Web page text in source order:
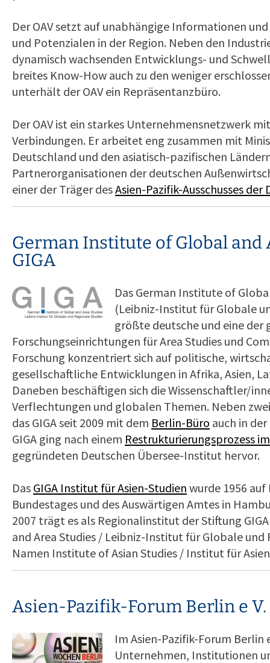
Der OAV setzt auf unabhängige Informationen
und Potenzialen in der Region. Neben den
dynamisch wachsenden Entwicklungs- und
breites Know-How auch zu den weniger
unterhält der OAV ein Repräsentanzbüro.
Der OAV ist ein starkes Unternehmensnetzwerk
Verbindungen. Er arbeitet eng zusammen mit
Deutschland und den asiatisch-pazifischen
Partnerorganisationen der deutschen
einer der Träger desAsien-Pazifik-Ausschusses
German Institute of Global and
GIGA
Das German Institute of
(Leibniz-Institut für Globale
größte deutsche und eine der
Forschungseinrichtungen für Area Studies und
Forschung konzentriert sich auf politische,
gesellschaftliche Entwicklungen in Afrika, Asien,
Daneben beschäftigen sich die Wissenschaftler/
Verflechtungen und globalen Themen. Neben
das GIGA seit 2009 mit dem Berlin-Büro auch in
GIGA ging nach einem Restrukturierungsprozess
gegründeten Deutschen Übersee-Institut hervor.
Das GIGA Institut für Asien-Studien wurde 1956
Bundestages und des Auswärtigen Amtes in
2007 trägt es als Regionalinstitut der Stiftung
and Area Studies / Leibniz-Institut für Globale und
Namen Institute of Asian Studies / Institut für
Asien-Pazifik-Forum Berlin e V.
Im Asien-Pazifik-Forum Berlin
Unternehmen, Institutionen